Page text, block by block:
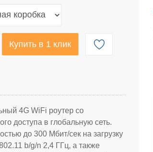
Купить в 1 клик
4G WiFi роутер со
доступа в глобальную сеть.
до 300 Мбит/сек на загрузку
b/g/n 2,4 ГГц, а также